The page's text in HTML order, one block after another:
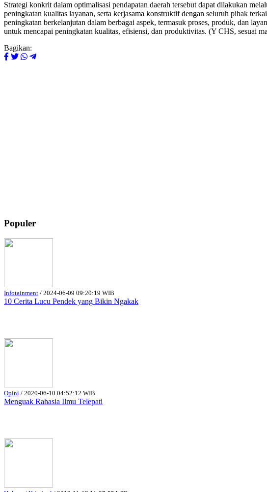
Strategi konkrit dalam optimalisasi pendapatan daerah tersebut dapat dilakukan
peningkatan kualitas layanan, serta kerjasama konstruktif dengan seluruh pihak
peningkatan berkelanjutan dalam berbagai aspek, termasuk proses, produk, dan
untuk mencapai peningkatan kualitas, efisiensi, dan produktivitas. (Y CHS, sesuai
Bagikan:
Populer
Infotainment / 2024-06-09 09:20:19 WIB
10 Cerita Lucu Pendek yang Bikin Ngakak
Opini / 2020-06-10 04:52:12 WIB
Menguak Rahasia Ilmu Telepati